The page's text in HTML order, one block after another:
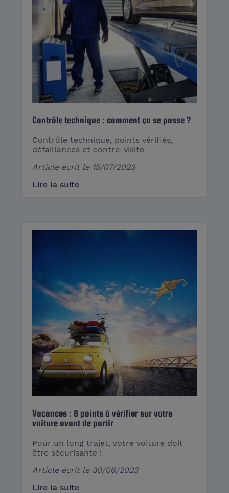
Contrôle technique : comment ça se passe ?
Contrôle technique, points vérifiés,
défaillances et contre-visite
Article écrit le 15/07/2023
Lire la suite
Vacances : 8 points à vérifier sur votre
voiture avant de partir
Pour un long trajet, votre voiture doit
être sécurisante !
Article écrit le 30/06/2023
Lire la suite